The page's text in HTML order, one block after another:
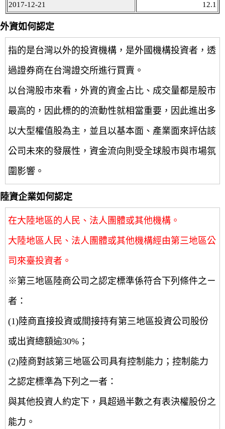
2017-12-21
12.1
外資如何認定
指的是台灣以外的投資機構，是外國機構投資者，透
過證券商在台灣證交所進行買賣。
以台灣股市來看，外資的資金占比、成交量都是股市
最高的，因此標的的流動性就相當重要，因此進出多
以大型權值股為主，並且以基本面、產業面來評估該
公司未來的發展性，資金流向則受全球股市與市場氛
圍影響。
陸資企業如何認定
在大陸地區的人民、法人團體或其他機構。
大陸地區人民、法人團體或其他機構經由第三地區公
司來臺投資者。
※第三地區陸商公司之認定標準係符合下列條件之ㄧ
者：
(1)陸商直接投資或間接持有第三地區投資公司股份
或出資總額逾30%；
(2)陸商對該第三地區公司具有控制能力；控制能力
之認定標準為下列之一者：
與其他投資人約定下，具超過半數之有表決權股份之
能力。